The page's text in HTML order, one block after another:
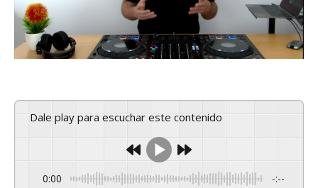
Dale play para escuchar este contenido
0:00 -:--